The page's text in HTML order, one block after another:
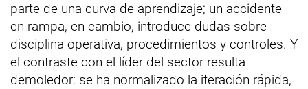
parte de una curva de aprendizaje; un accidente
en rampa, en cambio, introduce dudas sobre
disciplina operativa, procedimientos y controles. Y
el contraste con el líder del sector resulta
demoledor: se ha normalizado la iteración rápida,